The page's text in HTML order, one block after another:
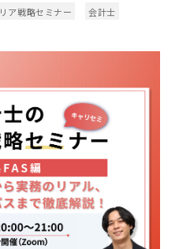
ア戦略セミナー 会計士